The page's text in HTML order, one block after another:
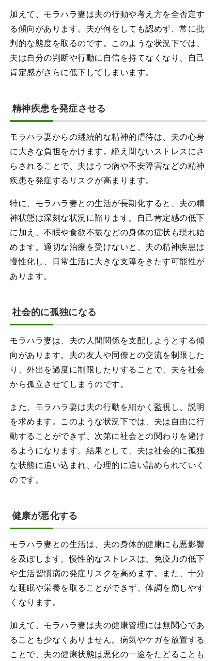
加えて、モラハラ妻は夫の行動や考え方を全否定す
る傾向があります。夫が何をしても認めず、常に批
判的な態度を取るのです。このような状況下では、
夫は自分の判断や行動に自信を持てなくなり、自己
肯定感がさらに低下してしまいます。
精神疾患を発症させる
モラハラ妻からの継続的な精神的虐待は、夫の心身
に大きな負担をかけます。絶え間ないストレスにさ
らされることで、夫はうつ病や不安障害などの精神
疾患を発症するリスクが高まります。
特に、モラハラ妻との生活が長期化すると、夫の精
神状態は深刻な状況に陥ります。自己肯定感の低下
に加え、不眠や食欲不振などの身体の症状も現れ始
めます。適切な治療を受けないと、夫の精神疾患は
慢性化し、日常生活に大きな支障をきたす可能性が
あります。
社会的に孤独になる
モラハラ妻は、夫の人間関係を支配しようとする傾
向があります。夫の友人や同僚との交流を制限した
り、外出を過度に制限したりすることで、夫を社会
から孤立させてしまうのです。
また、モラハラ妻は夫の行動を細かく監視し、説明
を求めます。このような状況下では、夫は自由に行
動することができず、次第に社会との関わりを避け
るようになります。結果として、夫は社会的に孤独
な状態に追い込まれ、心理的に追い詰められていく
のです。
健康が悪化する
モラハラ妻との生活は、夫の身体的健康にも悪影響
を及ぼします。慢性的なストレスは、免疫力の低下
や生活習慣病の発症リスクを高めます。また、十分
な睡眠や栄養を取ることができず、体調を崩しやす
くなります。
加えて、モラハラ妻は夫の健康管理には無関心であ
ることも少なくありません。病気やケガを放置する
ことで、夫の健康状態は悪化の一途をたどることも